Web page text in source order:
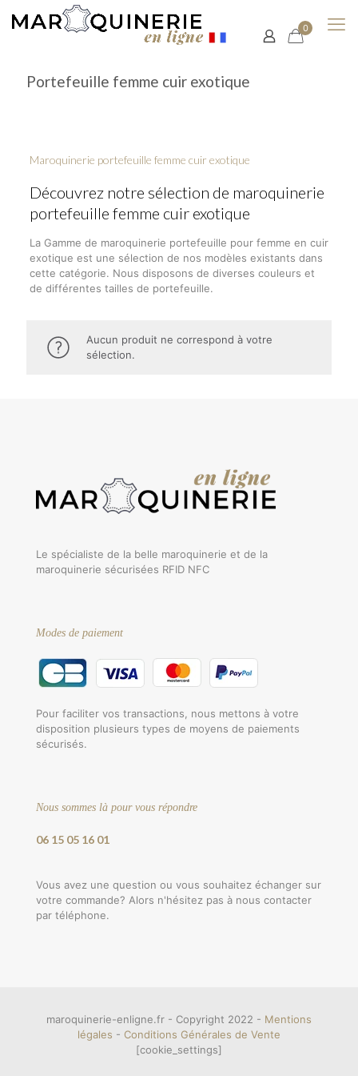
0
Portefeuille femme cuir exotique
Maroquinerie portefeuille femme cuir exotique
Découvrez notre sélection de maroquinerie
portefeuille femme cuir exotique
La Gamme de maroquinerie portefeuille pour femme en cuir
exotique est une sélection de nos modèles existants dans
cette catégorie. Nous disposons de diverses couleurs et
de différentes tailles de portefeuille.
Aucun produit ne correspond à votre
sélection.
Le spécialiste de la belle maroquinerie et de la
maroquinerie sécurisées RFID NFC
Modes de paiement
Pour faciliter vos transactions, nous mettons à votre
disposition plusieurs types de moyens de paiements
sécurisés.
Nous sommes là pour vous répondre
06 15 05 16 01
Vous avez une question ou vous souhaitez échanger sur
votre commande? Alors n'hésitez pas à nous contacter
par téléphone.
maroquinerie-enligne.fr - Copyright 2022 - Mentions
légales - Conditions Générales de Vente
[cookie_settings]